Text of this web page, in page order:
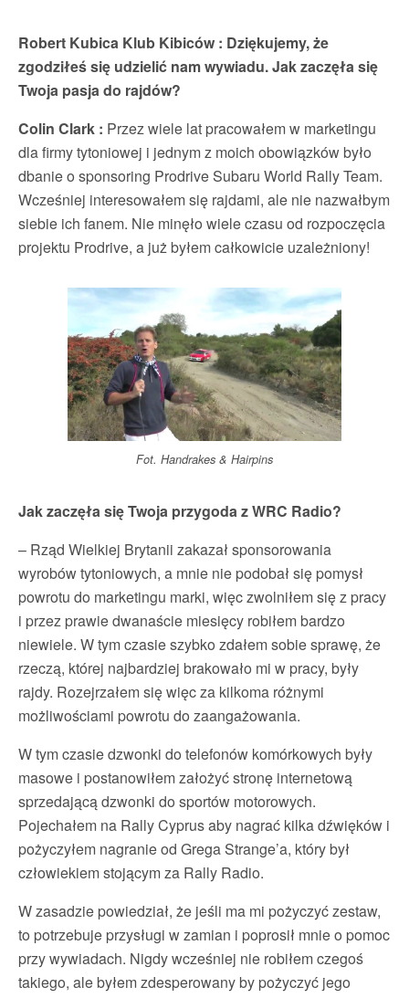
Robert Kubica Klub Kibiców : Dziękujemy, że
zgodziłeś się udzielić nam wywiadu. Jak zaczęła się
Twoja pasja do rajdów?
Colin Clark : Przez wiele lat pracowałem w marketingu
dla firmy tytoniowej i jednym z moich obowiązków było
dbanie o sponsoring Prodrive Subaru World Rally Team.
Wcześniej interesowałem się rajdami, ale nie nazwałbym
siebie ich fanem. Nie minęło wiele czasu od rozpoczęcia
projektu Prodrive, a już byłem całkowicie uzależniony!
Fot. Handrakes & Hairpins
Jak zaczęła się Twoja przygoda z WRC Radio?
– Rząd Wielkiej Brytanii zakazał sponsorowania
wyrobów tytoniowych, a mnie nie podobał się pomysł
powrotu do marketingu marki, więc zwolniłem się z pracy
i przez prawie dwanaście miesięcy robiłem bardzo
niewiele. W tym czasie szybko zdałem sobie sprawę, że
rzeczą, której najbardziej brakowało mi w pracy, były
rajdy. Rozejrzałem się więc za kilkoma różnymi
możliwościami powrotu do zaangażowania.
W tym czasie dzwonki do telefonów komórkowych były
masowe i postanowiłem założyć stronę internetową
sprzedającą dzwonki do sportów motorowych.
Pojechałem na Rally Cyprus aby nagrać kilka dźwięków i
pożyczyłem nagranie od Grega Strange’a, który był
człowiekiem stojącym za Rally Radio.
W zasadzie powiedział, że jeśli ma mi pożyczyć zestaw,
to potrzebuje przysługi w zamian i poprosił mnie o pomoc
przy wywiadach. Nigdy wcześniej nie robiłem czegoś
takiego, ale byłem zdesperowany by pożyczyć jego